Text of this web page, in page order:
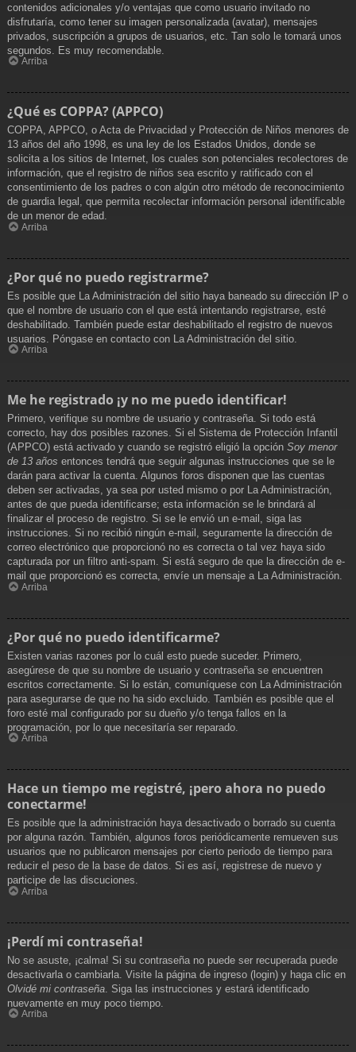
contenidos adicionales y/o ventajas que como usuario invitado no
disfrutaría, como tener su imagen personalizada (avatar), mensajes
privados, suscripción a grupos de usuarios, etc. Tan solo le tomará unos
segundos. Es muy recomendable.
Arriba
¿Qué es COPPA? (APPCO)
COPPA, APPCO, o Acta de Privacidad y Protección de Niños menores de
13 años del año 1998, es una ley de los Estados Unidos, donde se
solicita a los sitios de Internet, los cuales son potenciales recolectores de
información, que el registro de niños sea escrito y ratificado con el
consentimiento de los padres o con algún otro método de reconocimiento
de guardia legal, que permita recolectar información personal identificable
de un menor de edad.
Arriba
¿Por qué no puedo registrarme?
Es posible que La Administración del sitio haya baneado su dirección IP o
que el nombre de usuario con el que está intentando registrarse, esté
deshabilitado. También puede estar deshabilitado el registro de nuevos
usuarios. Póngase en contacto con La Administración del sitio.
Arriba
Me he registrado ¡y no me puedo identificar!
Primero, verifique su nombre de usuario y contraseña. Si todo está
correcto, hay dos posibles razones. Si el Sistema de Protección Infantil
(APPCO) está activado y cuando se registró eligió la opción Soy menor
de 13 años entonces tendrá que seguir algunas instrucciones que se le
darán para activar la cuenta. Algunos foros disponen que las cuentas
deben ser activadas, ya sea por usted mismo o por La Administración,
antes de que pueda identificarse; esta información se le brindará al
finalizar el proceso de registro. Si se le envió un e-mail, siga las
instrucciones. Si no recibió ningún e-mail, seguramente la dirección de
correo electrónico que proporcionó no es correcta o tal vez haya sido
capturada por un filtro anti-spam. Si está seguro de que la dirección de e-
mail que proporcionó es correcta, envíe un mensaje a La Administración.
Arriba
¿Por qué no puedo identificarme?
Existen varias razones por lo cuál esto puede suceder. Primero,
asegúrese de que su nombre de usuario y contraseña se encuentren
escritos correctamente. Si lo están, comuníquese con La Administración
para asegurarse de que no ha sido excluido. También es posible que el
foro esté mal configurado por su dueño y/o tenga fallos en la
programación, por lo que necesitaría ser reparado.
Arriba
Hace un tiempo me registré, ¡pero ahora no puedo
conectarme!
Es posible que la administración haya desactivado o borrado su cuenta
por alguna razón. También, algunos foros periódicamente remueven sus
usuarios que no publicaron mensajes por cierto periodo de tiempo para
reducir el peso de la base de datos. Si es así, registrese de nuevo y
participe de las discuciones.
Arriba
¡Perdí mi contraseña!
No se asuste, ¡calma! Si su contraseña no puede ser recuperada puede
desactivarla o cambiarla. Visite la página de ingreso (login) y haga clic en
Olvidé mi contraseña . Siga las instrucciones y estará identificado
nuevamente en muy poco tiempo.
Arriba